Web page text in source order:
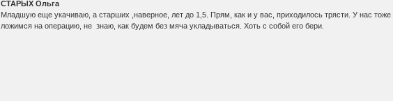
СТАРЫХ Ольга
Младшую еще укачиваю, а старших ,наверное, лет до 1,5. Прям, как и у вас, приходилось трясти. У нас
ложимся на операцию, не знаю, как будем без мяча укладываться. Хоть с собой его бери.